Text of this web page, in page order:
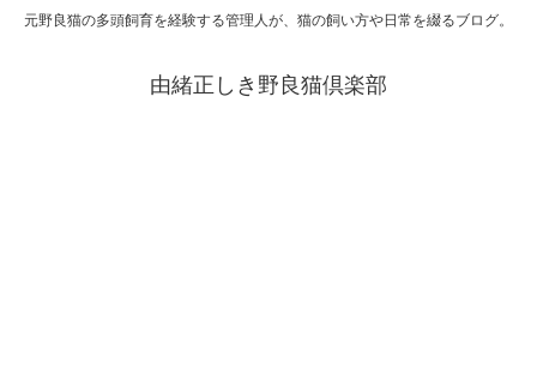
元野良猫の多頭飼育を経験する管理人が、猫の飼い方や日常を綴るブログ。
由緒正しき野良猫倶楽部